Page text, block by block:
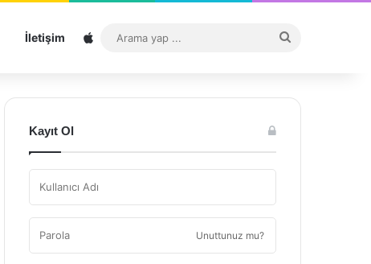
İletişim Sitemap
...
Kayıt Ol
Unuttunuz mu?